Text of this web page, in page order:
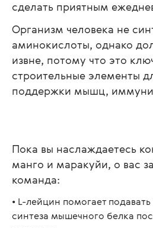
сделать приятным
Организм человека не
аминокислоты, однако
извне, потому что это
строительные элементы
поддержки мышц,
Пока вы наслаждаетесь
манго и маракуйи, о вас
команда:
• L-лейцин помогает
синтеза мышечного белка